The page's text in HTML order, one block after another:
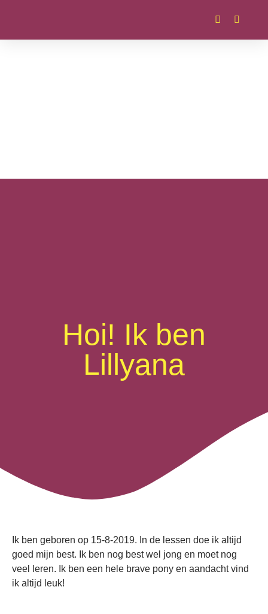
Hoi! Ik ben
Lillyana
Ik ben geboren op 15-8-2019. In de lessen doe ik altijd
goed mijn best. Ik ben nog best wel jong en moet nog
veel leren. Ik ben een hele brave pony en aandacht vind
ik altijd leuk!